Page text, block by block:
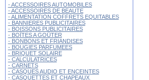
- ACCESSOIRES AUTOMOBILES
- ACCESSOIRES DE BEAUTE
- ALIMENTATION COFFRETS EQUITABLES
- BANNIERES PUBLICITAIRES
- BOISSONS PUBLICITAIRES
- BOÎTES A GOÛTER
- BONBONS ET FRIANDISES
- BOUGIES PARFUMEES
- BRIQUET SOLAIRE
- CALCULATRICES
- CARNETS
- CASQUES AUDIO ET ENCEINTES
- CASQUETTES ET CHAPEAUX